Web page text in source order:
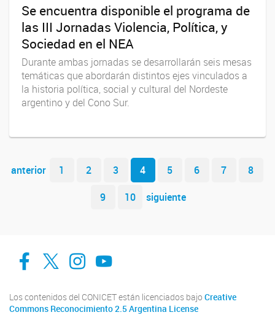
Se encuentra disponible el programa de
las III Jornadas Violencia, Política, y
Sociedad en el NEA
Durante ambas jornadas se desarrollarán seis mesas
temáticas que abordarán distintos ejes vinculados a
la historia política, social y cultural del Nordeste
argentino y del Cono Sur.
Navegador de artículos
anterior 1 2 3 4 5 6 7
8
9
10 siguiente
facebook
twitter
Instagram
Canal de Youtube
Los contenidos del CONICET están licenciados bajo Creative
Commons Reconocimiento 2.5 Argentina License